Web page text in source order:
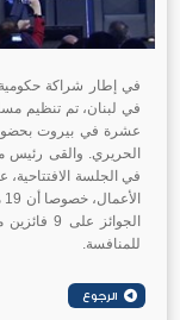
في إطار شراكة حكومية
عشرة في بيروت بحضور
الحريري. والقى رئيس
في الجلسة الافتتاحية،
للمنافسة.